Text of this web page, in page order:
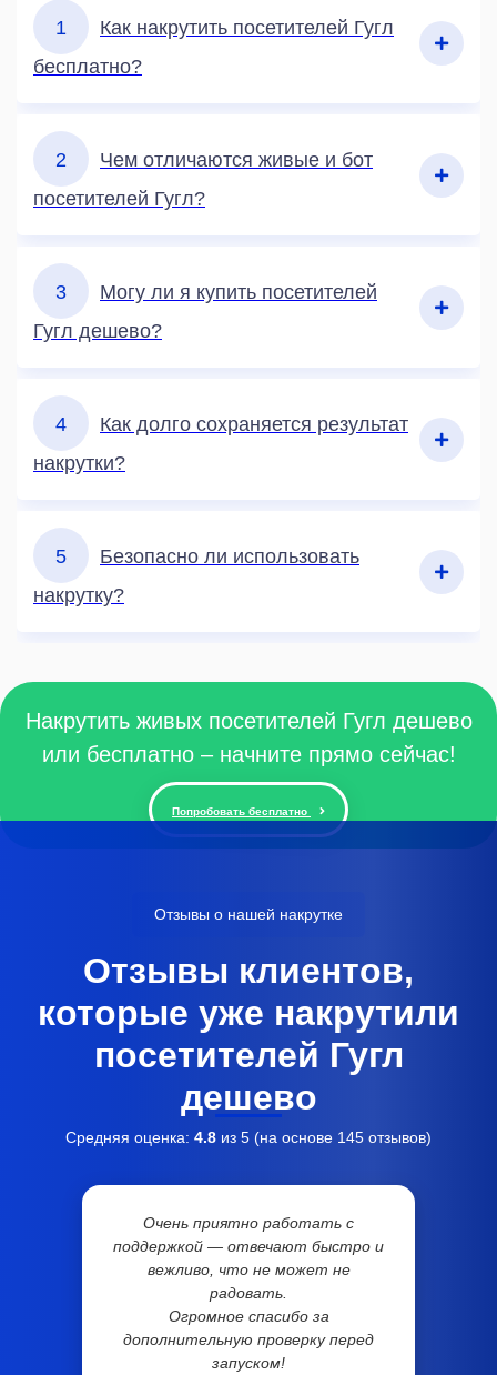
1
Как накрутить посетителей Гугл
бесплатно?
2
Чем отличаются живые и бот
посетителей Гугл?
3
Могу ли я купить посетителей
Гугл дешево?
4
Как долго сохраняется результат
накрутки?
5
Безопасно ли использовать
накрутку?
Накрутить живых посетителей Гугл дешево
или бесплатно – начните прямо сейчас!
Попробовать бесплатно
Отзывы о нашей накрутке
Отзывы клиентов,
которые уже накрутили
посетителей Гугл
дешево
Средняя оценка: 4.8 из 5 (на основе 145 отзывов)
Очень приятно работать с
поддержкой — отвечают быстро и
вежливо, что не может не
радовать.
Огромное спасибо за
дополнительную проверку перед
запуском!